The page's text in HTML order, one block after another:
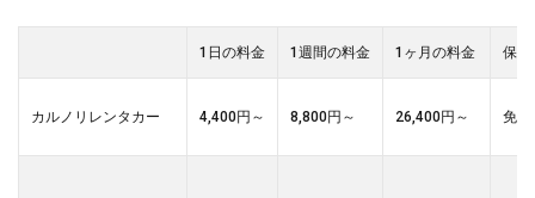
1日の料金 1週間の料金 1ヶ月の料金 保険
カルノリレンタカー 4,400円～ 8,800円～ 26,400円～ 免責